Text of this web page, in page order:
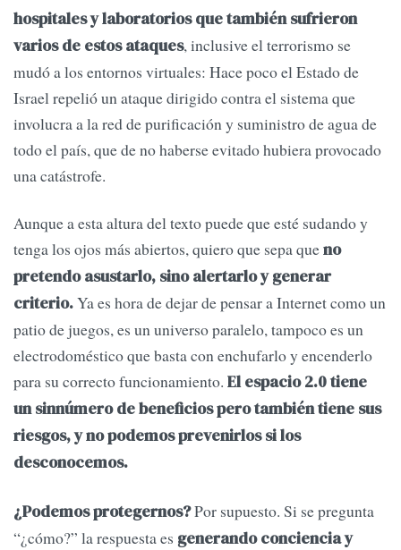
hospitales y laboratorios que también sufrieron
varios de estos ataques, inclusive el terrorismo se
mudó a los entornos virtuales: Hace poco el Estado de
Israel repelió un ataque dirigido contra el sistema que
involucra a la red de purificación y suministro de agua de
todo el país, que de no haberse evitado hubiera provocado
una catástrofe.
Aunque a esta altura del texto puede que esté sudando y
tenga los ojos más abiertos, quiero que sepa queno
pretendo asustarlo, sino alertarlo y generar
criterio.Ya es hora de dejar de pensar a Internet como un
patio de juegos, es un universo paralelo, tampoco es un
electrodoméstico que basta con enchufarlo y encenderlo
para su correcto funcionamiento. El espacio 2.0 tiene
un sinnúmero de beneficios pero también tiene sus
riesgos, y no podemos prevenirlos si los
desconocemos.
¿Podemos protegernos?Por supuesto. Si se pregunta
“¿cómo?” la respuesta es generando conciencia y